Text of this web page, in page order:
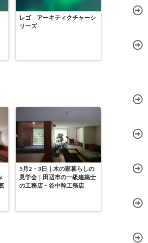
レゴ アーキティクチャーシ
リーズ
5月2・3日｜木の家暮らしの
見学会｜田辺市の一級建築士
の工務店・谷中幹工務店